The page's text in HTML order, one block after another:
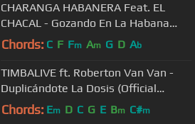
CHARANGA HABANERA Feat. EL
CHACAL - Gozando En La Habana
(Official Video HD)
Chords: C F Fm Am G D Ab
TIMBALIVE ft. Roberton Van Van -
Duplicándote La Dosis (Official
Video)
Chords: Em D C G E Bm C#m